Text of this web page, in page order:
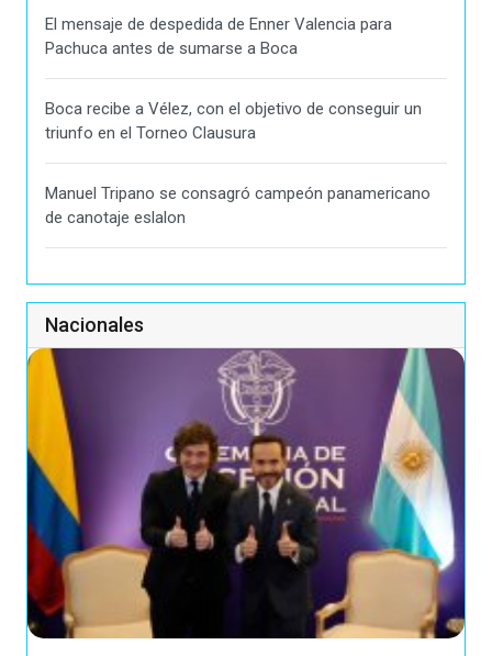
El mensaje de despedida de Enner Valencia para
Pachuca antes de sumarse a Boca
Boca recibe a Vélez, con el objetivo de conseguir un
triunfo en el Torneo Clausura
Manuel Tripano se consagró campeón panamericano
de canotaje eslalon
Nacionales